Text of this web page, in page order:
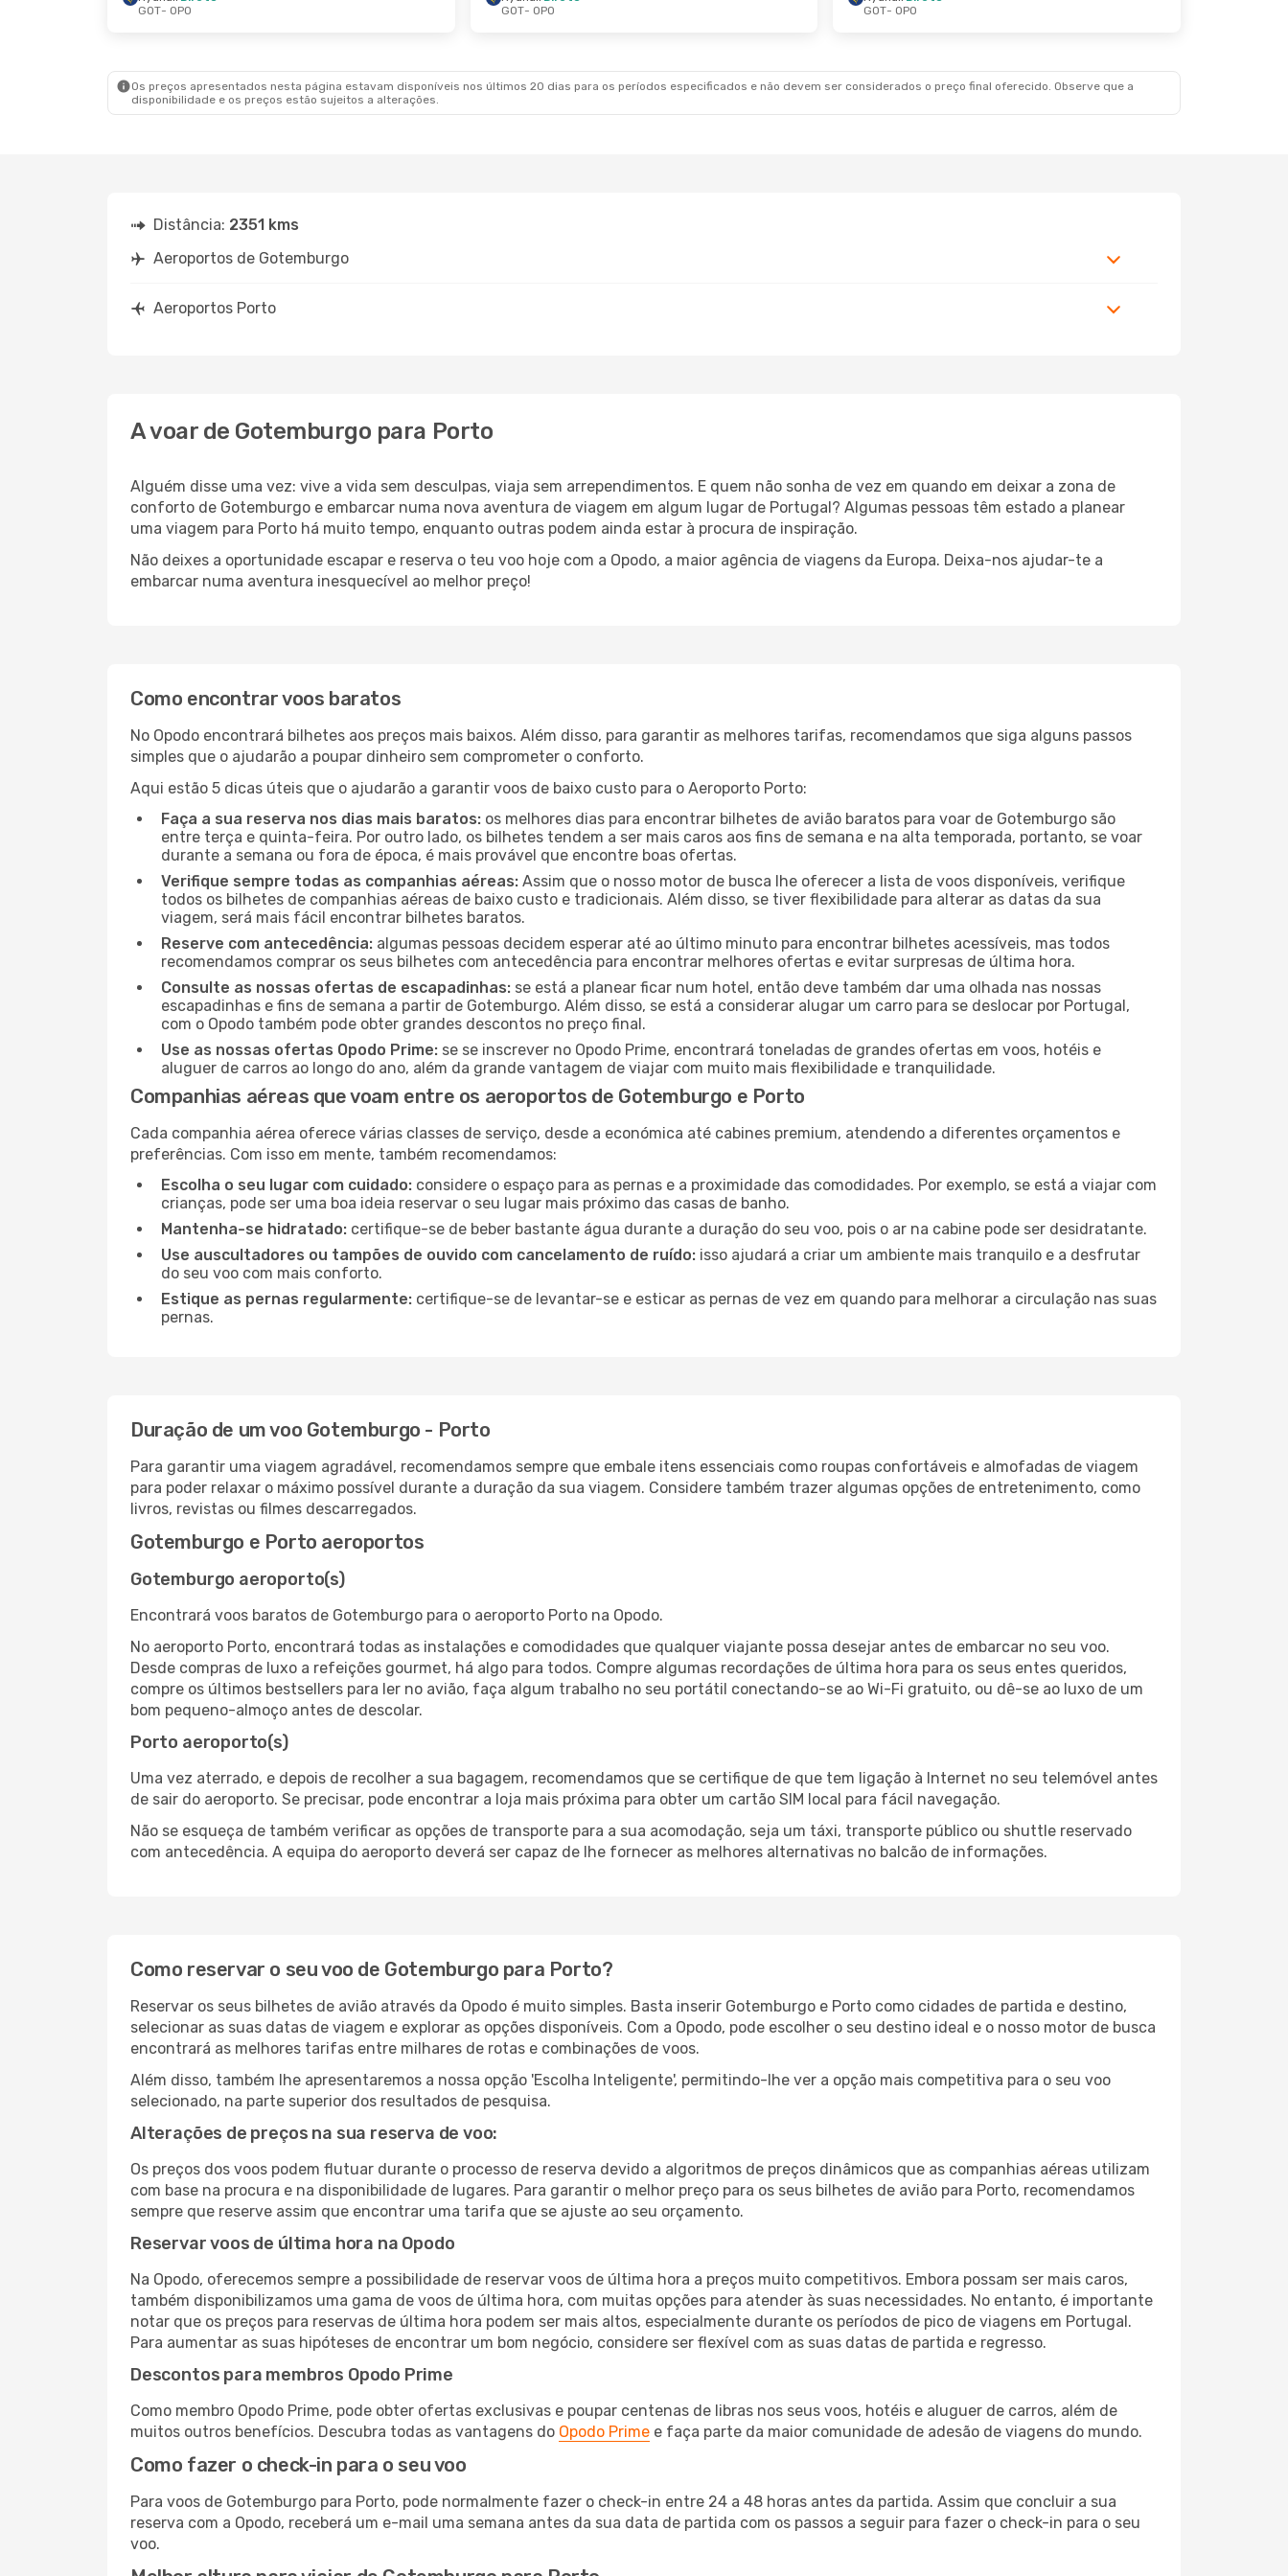
- Sex., 25 De Set.
GOT- OPO
GOT- OPO
GOT- OPO
Os preços apresentados nesta página estavam disponíveis nos últimos 20 dias para os períodos especificados e não devem ser considerados o preço final oferecido. Observe que a
disponibilidade e os preços estão sujeitos a alterações.
Distância: 2351 kms
Aeroportos de Gotemburgo
Aeroportos Porto
A voar de Gotemburgo para Porto
Alguém disse uma vez: vive a vida sem desculpas, viaja sem arrependimentos. E quem não sonha de vez em quando em deixar a zona de
conforto de Gotemburgo e embarcar numa nova aventura de viagem em algum lugar de Portugal? Algumas pessoas têm estado a planear
uma viagem para Porto há muito tempo, enquanto outras podem ainda estar à procura de inspiração.
Não deixes a oportunidade escapar e reserva o teu voo hoje com a Opodo, a maior agência de viagens da Europa. Deixa-nos ajudar-te a
embarcar numa aventura inesquecível ao melhor preço!
Como encontrar voos baratos
No Opodo encontrará bilhetes aos preços mais baixos. Além disso, para garantir as melhores tarifas, recomendamos que siga alguns passos
simples que o ajudarão a poupar dinheiro sem comprometer o conforto.
Aqui estão 5 dicas úteis que o ajudarão a garantir voos de baixo custo para o Aeroporto Porto:
Faça a sua reserva nos dias mais baratos: os melhores dias para encontrar bilhetes de avião baratos para voar de Gotemburgo são
entre terça e quinta-feira. Por outro lado, os bilhetes tendem a ser mais caros aos fins de semana e na alta temporada, portanto, se voar
durante a semana ou fora de época, é mais provável que encontre boas ofertas.
Verifique sempre todas as companhias aéreas: Assim que o nosso motor de busca lhe oferecer a lista de voos disponíveis, verifique
todos os bilhetes de companhias aéreas de baixo custo e tradicionais. Além disso, se tiver flexibilidade para alterar as datas da sua
viagem, será mais fácil encontrar bilhetes baratos.
Reserve com antecedência: algumas pessoas decidem esperar até ao último minuto para encontrar bilhetes acessíveis, mas todos
recomendamos comprar os seus bilhetes com antecedência para encontrar melhores ofertas e evitar surpresas de última hora.
Consulte as nossas ofertas de escapadinhas: se está a planear ficar num hotel, então deve também dar uma olhada nas nossas
escapadinhas e fins de semana a partir de Gotemburgo. Além disso, se está a considerar alugar um carro para se deslocar por Portugal,
com o Opodo também pode obter grandes descontos no preço final.
Use as nossas ofertas Opodo Prime: se se inscrever no Opodo Prime, encontrará toneladas de grandes ofertas em voos, hotéis e
aluguer de carros ao longo do ano, além da grande vantagem de viajar com muito mais flexibilidade e tranquilidade.
Companhias aéreas que voam entre os aeroportos de Gotemburgo e Porto
Cada companhia aérea oferece várias classes de serviço, desde a económica até cabines premium, atendendo a diferentes orçamentos e
preferências. Com isso em mente, também recomendamos:
Escolha o seu lugar com cuidado: considere o espaço para as pernas e a proximidade das comodidades. Por exemplo, se está a viajar com
crianças, pode ser uma boa ideia reservar o seu lugar mais próximo das casas de banho.
Mantenha-se hidratado: certifique-se de beber bastante água durante a duração do seu voo, pois o ar na cabine pode ser desidratante.
Use auscultadores ou tampões de ouvido com cancelamento de ruído: isso ajudará a criar um ambiente mais tranquilo e a desfrutar
do seu voo com mais conforto.
Estique as pernas regularmente: certifique-se de levantar-se e esticar as pernas de vez em quando para melhorar a circulação nas suas
pernas.
Duração de um voo Gotemburgo - Porto
Para garantir uma viagem agradável, recomendamos sempre que embale itens essenciais como roupas confortáveis e almofadas de viagem
para poder relaxar o máximo possível durante a duração da sua viagem. Considere também trazer algumas opções de entretenimento, como
livros, revistas ou filmes descarregados.
Gotemburgo e Porto aeroportos
Gotemburgo aeroporto(s)
Encontrará voos baratos de Gotemburgo para o aeroporto Porto na Opodo.
No aeroporto Porto, encontrará todas as instalações e comodidades que qualquer viajante possa desejar antes de embarcar no seu voo.
Desde compras de luxo a refeições gourmet, há algo para todos. Compre algumas recordações de última hora para os seus entes queridos,
compre os últimos bestsellers para ler no avião, faça algum trabalho no seu portátil conectando-se ao Wi-Fi gratuito, ou dê-se ao luxo de um
bom pequeno-almoço antes de descolar.
Porto aeroporto(s)
Uma vez aterrado, e depois de recolher a sua bagagem, recomendamos que se certifique de que tem ligação à Internet no seu telemóvel antes
de sair do aeroporto. Se precisar, pode encontrar a loja mais próxima para obter um cartão SIM local para fácil navegação.
Não se esqueça de também verificar as opções de transporte para a sua acomodação, seja um táxi, transporte público ou shuttle reservado
com antecedência. A equipa do aeroporto deverá ser capaz de lhe fornecer as melhores alternativas no balcão de informações.
Como reservar o seu voo de Gotemburgo para Porto?
Reservar os seus bilhetes de avião através da Opodo é muito simples. Basta inserir Gotemburgo e Porto como cidades de partida e destino,
selecionar as suas datas de viagem e explorar as opções disponíveis. Com a Opodo, pode escolher o seu destino ideal e o nosso motor de busca
encontrará as melhores tarifas entre milhares de rotas e combinações de voos.
Além disso, também lhe apresentaremos a nossa opção 'Escolha Inteligente', permitindo-lhe ver a opção mais competitiva para o seu voo
selecionado, na parte superior dos resultados de pesquisa.
Alterações de preços na sua reserva de voo:
Os preços dos voos podem flutuar durante o processo de reserva devido a algoritmos de preços dinâmicos que as companhias aéreas utilizam
com base na procura e na disponibilidade de lugares. Para garantir o melhor preço para os seus bilhetes de avião para Porto, recomendamos
sempre que reserve assim que encontrar uma tarifa que se ajuste ao seu orçamento.
Reservar voos de última hora na Opodo
Na Opodo, oferecemos sempre a possibilidade de reservar voos de última hora a preços muito competitivos. Embora possam ser mais caros,
também disponibilizamos uma gama de voos de última hora, com muitas opções para atender às suas necessidades. No entanto, é importante
notar que os preços para reservas de última hora podem ser mais altos, especialmente durante os períodos de pico de viagens em Portugal.
Para aumentar as suas hipóteses de encontrar um bom negócio, considere ser flexível com as suas datas de partida e regresso.
Descontos para membros Opodo Prime
Como membro Opodo Prime, pode obter ofertas exclusivas e poupar centenas de libras nos seus voos, hotéis e aluguer de carros, além de
muitos outros benefícios. Descubra todas as vantagens do Opodo Prime e faça parte da maior comunidade de adesão de viagens do mundo.
Como fazer o check-in para o seu voo
Para voos de Gotemburgo para Porto, pode normalmente fazer o check-in entre 24 a 48 horas antes da partida. Assim que concluir a sua
reserva com a Opodo, receberá um e-mail uma semana antes da sua data de partida com os passos a seguir para fazer o check-in para o seu
voo.